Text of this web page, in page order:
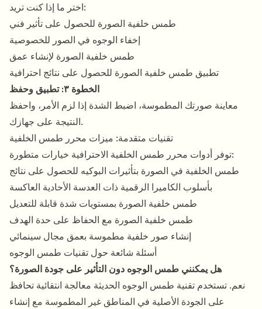
اختر ما إذا كنت تريد:
طمس خلفية الصورة للحصول على تأثير فني
إخفاء الوجوه في الصور للخصوصية
طمس خلفية الصورة لإنشاء عمق
تطبيق طمس خلفية الصورة للحصول على نتائج احترافية
الخطوة ٣: تطبيق وحفظ
معاينة صورتك المطموسة، اضبط الشدة إذا لزم الأمر، واحفظ
النتيجة على جهازك.
تقنيات متقدمة: ميزات محرر طمس الخلفية
توفر أدوات محرر طمس الخلفية الاحترافية خيارات متطورة:
طمس الخلفية في الصورة بتأثيرات البوكيه للحصول على نتائج
بأسلوب الكاميرا الرقمية ذات العدسة الأحادية العاكسة
طمس خلفية الصورة بمستويات شدة قابلة للتعديل
طمس خلفية الصورة مع الحفاظ على حدة الهدف
إنشاء صور خلفية مطموسة بعمق مجال سينمائي
أسئلة شائعة حول تقنيات طمس الوجوه
هل يمكنني طمس الوجوه دون التأثير على جودة الصورة؟
نعم. تستخدم تقنية طمس الوجوه الحديثة معالجة انتقائية تحافظ
على الجودة الأصلية في المناطق غير المطموسة مع إنشاء